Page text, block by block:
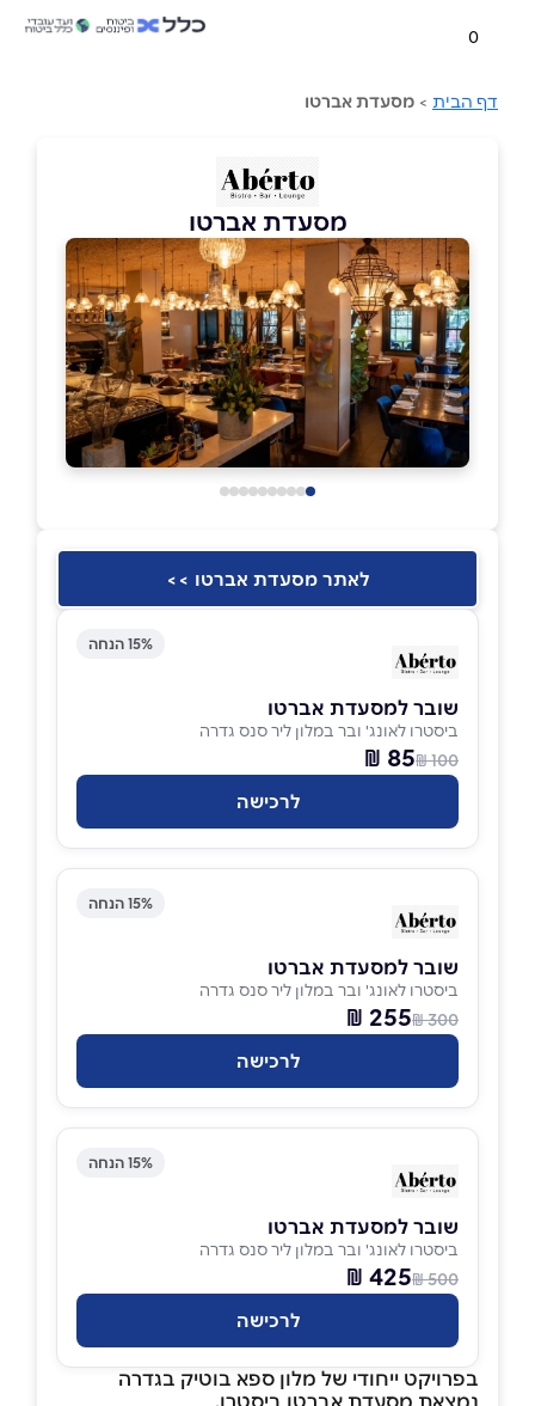
0
דף הבית > מסעדת אברטו
מסעדת אברטו
לאתר מסעדת אברטו >>
15% הנחה
שובר למסעדת אברטו
ביסטרו לאונג' ובר במלון ליר סנס גדרה
100 ₪
85 ₪
לרכישה
15% הנחה
שובר למסעדת אברטו
ביסטרו לאונג' ובר במלון ליר סנס גדרה
300 ₪
255 ₪
לרכישה
15% הנחה
שובר למסעדת אברטו
ביסטרו לאונג' ובר במלון ליר סנס גדרה
500 ₪
425 ₪
לרכישה
בפרויקט ייחודי של מלון ספא בוטיק בגדרה